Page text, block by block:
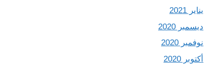
يناير 2021
ديسمبر 2020
نوفمبر 2020
أكتوبر 2020